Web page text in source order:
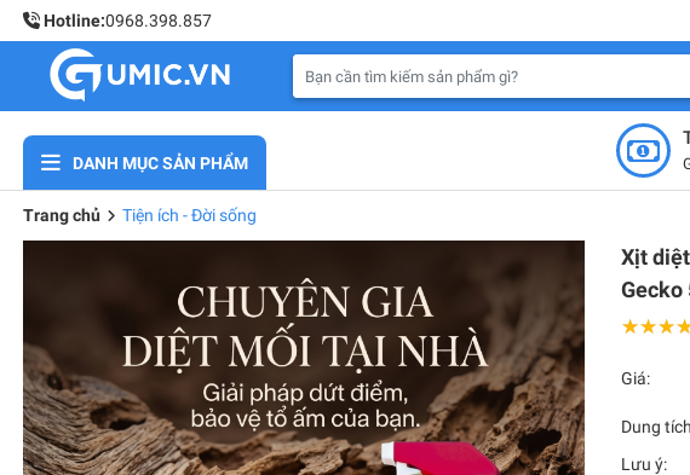
Hotline:0968.398.857
DANH MỤC SẢN PHẨM
Trang chủ Tiện ích - Đời sống
Xịt
Gecko
Giá:
Dung
Lưu ý: